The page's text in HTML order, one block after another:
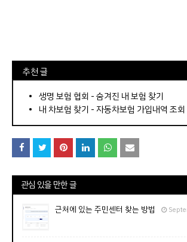
⠀추천 글
⠀­­­­­­­­؜؜؜؜­­­­­­­­؜؜؜؜• 생명 보험 협회 - 숨겨진 내 보험 찾기
내 차보험 찾기 - 자동차보험 가입내역 조회
관심 있을 만한 글
근처에 있는 주민센터 찾는 방법